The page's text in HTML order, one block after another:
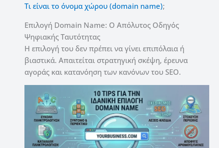
Τι είναι το όνομα χώρου (domain name);
Επιλογή Domain Name: Ο Απόλυτος Οδηγός
Ψηφιακής Ταυτότητας
Η επιλογή του δεν πρέπει να γίνει επιπόλαια ή
βιαστικά. Απαιτείται στρατηγική σκέψη, έρευνα
αγοράς και κατανόηση των κανόνων του SEO.